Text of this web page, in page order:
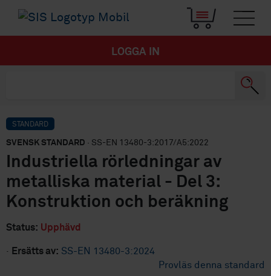
LOGGA IN
STANDARD
SVENSK STANDARD · SS-EN 13480-3:2017/A5:2022
Industriella rörledningar av
metalliska material - Del 3:
Konstruktion och beräkning
Status: Upphävd
· Ersätts av: SS-EN 13480-3:2024
Provläs denna standard